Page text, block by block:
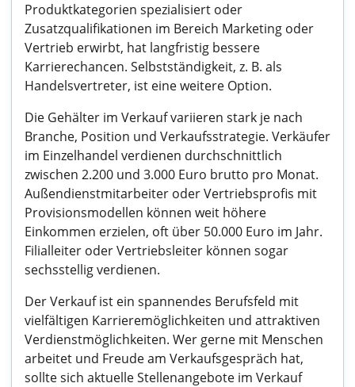
Produktkategorien spezialisiert oder
Zusatzqualifikationen im Bereich Marketing oder
Vertrieb erwirbt, hat langfristig bessere
Karrierechancen. Selbstständigkeit, z. B. als
Handelsvertreter, ist eine weitere Option.
Die Gehälter im Verkauf variieren stark je nach
Branche, Position und Verkaufsstrategie. Verkäufer
im Einzelhandel verdienen durchschnittlich
zwischen 2.200 und 3.000 Euro brutto pro Monat.
Außendienstmitarbeiter oder Vertriebsprofis mit
Provisionsmodellen können weit höhere
Einkommen erzielen, oft über 50.000 Euro im Jahr.
Filialleiter oder Vertriebsleiter können sogar
sechsstellig verdienen.
Der Verkauf ist ein spannendes Berufsfeld mit
vielfältigen Karrieremöglichkeiten und attraktiven
Verdienstmöglichkeiten. Wer gerne mit Menschen
arbeitet und Freude am Verkaufsgespräch hat,
sollte sich aktuelle Stellenangebote im Verkauf